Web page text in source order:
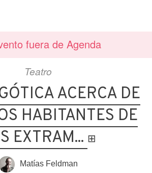
fuera de Agenda
Teatro
ACERCA DE
HABITANTES DE
EXTRAM... ⊞
Matías Feldman